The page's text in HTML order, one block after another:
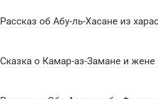
Рассказ об Абу-ль-Хасане из
Сказка о Камар-аз-Замане и